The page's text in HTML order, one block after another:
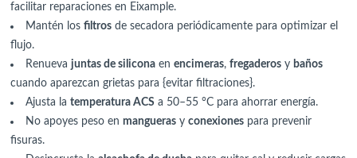
facilitar reparaciones en Eixample.
Mantén losfiltros de secadora periódicamente para optimizar el
flujo.
Renuevajuntas de silicona enencimeras,fregaderos y baños
cuando aparezcan grietas para {evitar filtraciones}.
Ajusta latemperatura ACS a 50–55 °C para ahorrar energía.
No apoyes peso enmangueras yconexiones para prevenir
fisuras.